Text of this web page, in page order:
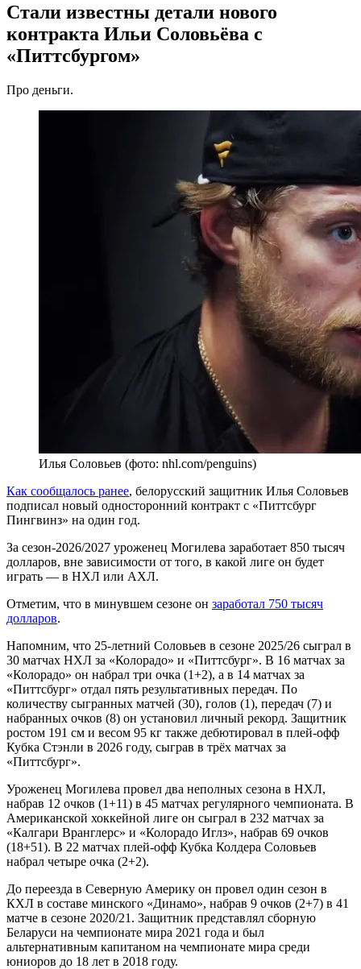
Стали известны детали нового
контракта Ильи Соловьёва с
«Питтсбургом»
Про деньги.
Илья Соловьев (фото: nhl.com/penguins)
Как сообщалось ранее, белорусский защитник Илья Соловьев
подписал новый односторонний контракт с «Питтсбург
Пингвинз» на один год.
За сезон-2026/2027 уроженец Могилева заработает 850 тысяч
долларов, вне зависимости от того, в какой лиге он будет
играть — в НХЛ или АХЛ.
Отметим, что в минувшем сезоне он заработал 750 тысяч
долларов.
Напомним, что 25-летний Соловьев в сезоне 2025/26 сыграл в
30 матчах НХЛ за «Колорадо» и «Питтсбург». В 16 матчах за
«Колорадо» он набрал три очка (1+2), а в 14 матчах за
«Питтсбург» отдал пять результативных передач. По
количеству сыгранных матчей (30), голов (1), передач (7) и
набранных очков (8) он установил личный рекорд. Защитник
ростом 191 см и весом 95 кг также дебютировал в плей-офф
Кубка Стэнли в 2026 году, сыграв в трёх матчах за
«Питтсбург».
Уроженец Могилева провел два неполных сезона в НХЛ,
набрав 12 очков (1+11) в 45 матчах регулярного чемпионата. В
Американской хоккейной лиге он сыграл в 232 матчах за
«Калгари Вранглерс» и «Колорадо Иглз», набрав 69 очков
(18+51). В 22 матчах плей-офф Кубка Колдера Соловьев
набрал четыре очка (2+2).
До переезда в Северную Америку он провел один сезон в
КХЛ в составе минского «Динамо», набрав 9 очков (2+7) в 41
матче в сезоне 2020/21. Защитник представлял сборную
Беларуси на чемпионате мира 2021 года и был
альтернативным капитаном на чемпионате мира среди
юниоров до 18 лет в 2018 году.